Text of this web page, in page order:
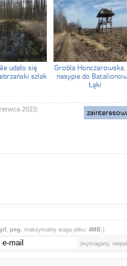
udało się
szlak
Grobla Honczarowska.
nasypie do
Łąki
2023;
png, maksymalny waga pliku: 4MB.)
(wymagany,